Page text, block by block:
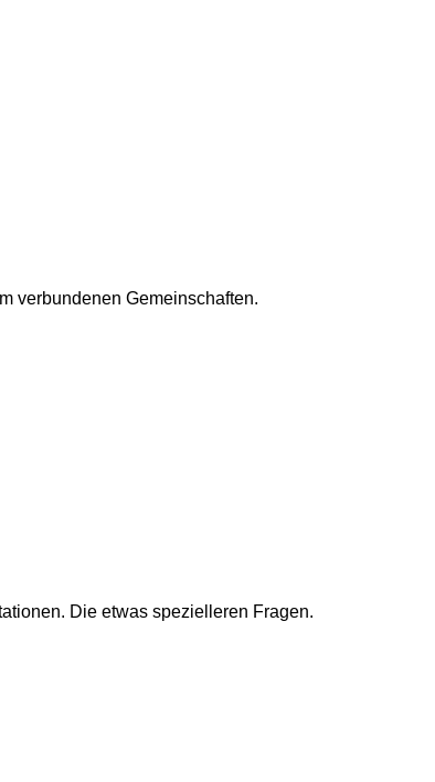
verbundenen Gemeinschaften.
Die etwas spezielleren Fragen.